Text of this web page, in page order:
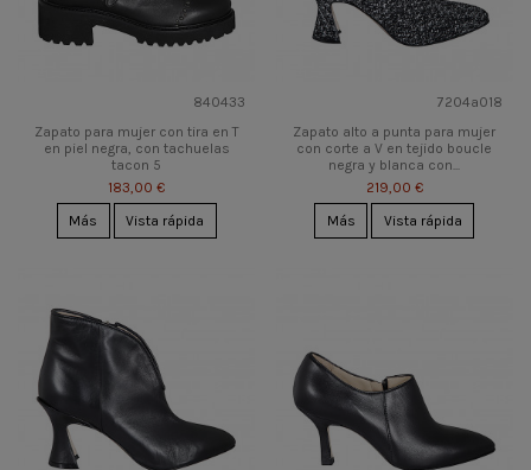
840433
Zapato para mujer con tira en T
en piel negra, con tachuelas
tacon 5
183,00 €
Más
Vista rápida
7204a018
Zapato alto a punta para mujer
con corte a V en tejido boucle
negra y blanca con...
219,00 €
Más
Vista rápida